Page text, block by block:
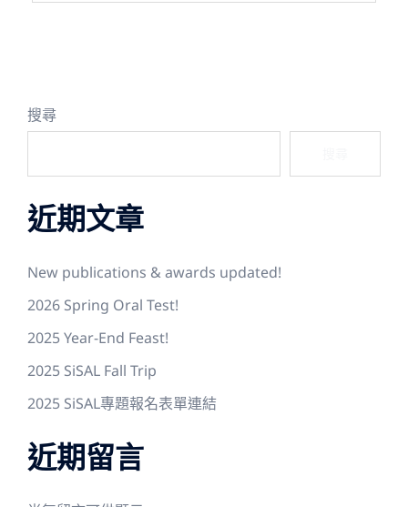
搜尋
近期文章
New publications & awards updated!
2026 Spring Oral Test!
2025 Year-End Feast!
2025 SiSAL Fall Trip
2025 SiSAL專題報名表單連結
近期留言